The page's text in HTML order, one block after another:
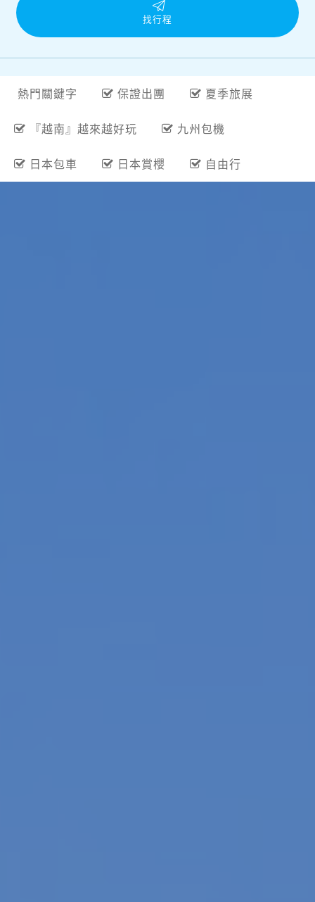
找行程
熱門關鍵字 保證出團 夏季旅展
『越南』越來越好玩 九州包機
日本包車 日本賞櫻 自由行